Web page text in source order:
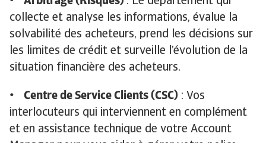
collecte et analyse les informations, évalue la
solvabilité des acheteurs, prend les décisions sur
les limites de crédit et surveille l’évolution de la
situation financière des acheteurs.
• Centre de Service Clients (CSC) : Vos
interlocuteurs qui interviennent en complément
et en assistance technique de votre Account